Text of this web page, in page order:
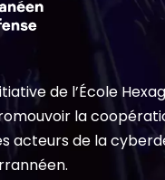
de l’École
la
acteurs de la